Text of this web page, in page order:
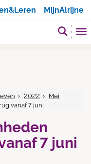
MijnAlrijne
2022
Mei
vanaf 7 juni
7 juni